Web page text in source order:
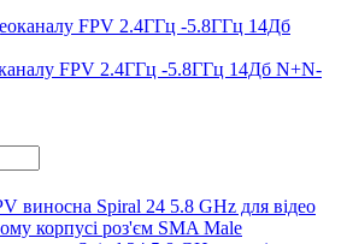
FPV 2.4ГГц -5.8ГГц 14Дб N+N-